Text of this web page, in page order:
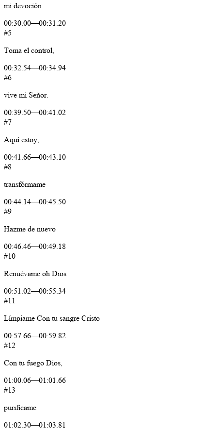
mi devoción
00:30.00—00:31.20
#5
Toma el control,
00:32.54—00:34.94
#6
vive mi Señor.
00:39.50—00:41.02
#7
Aquí estoy,
00:41.66—00:43.10
#8
transfórmame
00:44.14—00:45.50
#9
Hazme de nuevo
00:46.46—00:49.18
#10
Renuévame oh Dios
00:51.02—00:55.34
#11
Límpiame Con tu sangre Cristo
00:57.66—00:59.82
#12
Con tu fuego Dios,
01:00.06—01:01.66
#13
purifícame
01:02.30—01:03.81